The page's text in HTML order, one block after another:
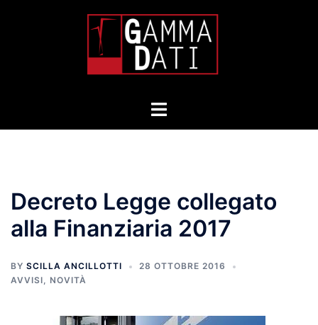
Toggle
Decreto Legge collegato
alla Finanziaria 2017
BY SCILLA ANCILLOTTI
28 OTTOBRE 2016
AVVISI, NOVITÀ